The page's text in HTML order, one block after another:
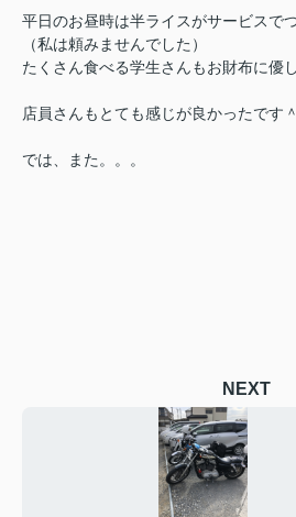
平日のお昼時は半ライスがサービスで
（私は頼みませんでした）
たくさん食べる学生さんもお財布に優
店員さんもとても感じが良かったです
では、また。。。
NEXT